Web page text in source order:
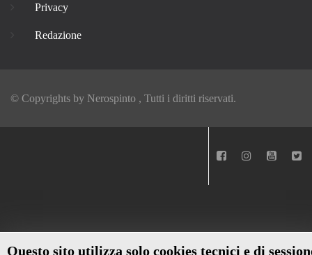
Questo sito utilizza solo cookies tecnici e di
Privacy
Redazione
© Copyrights by Nerospinto , Tutti i diritti riservati.